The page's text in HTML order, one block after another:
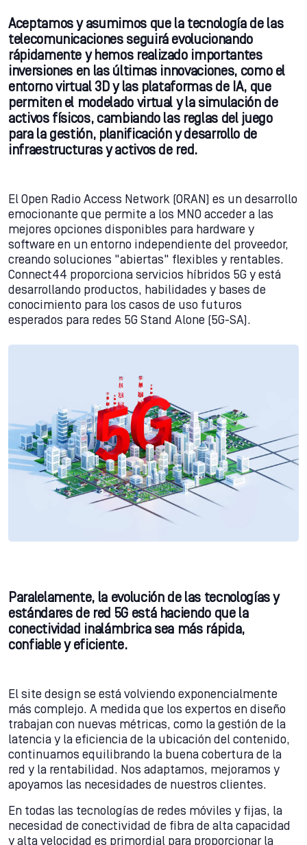
Aceptamos y asumimos que la tecnología de las
telecomunicaciones seguirá evolucionando
rápidamente y hemos realizado importantes
inversiones en las últimas innovaciones, como el
entorno virtual 3D y las plataformas de IA, que
permiten el modelado virtual y la simulación de
activos físicos, cambiando las reglas del juego
para la gestión, planificación y desarrollo de
infraestructuras y activos de red.
El Open Radio Access Network (ORAN) es un desarrollo
emocionante que permite a los MNO acceder a las
mejores opciones disponibles para hardware y
software en un entorno independiente del proveedor,
creando soluciones "abiertas" flexibles y rentables.
Connect44 proporciona servicios híbridos 5G y está
desarrollando productos, habilidades y bases de
conocimiento para los casos de uso futuros
esperados para redes 5G Stand Alone (5G-SA).
Paralelamente, la evolución de las tecnologías y
estándares de red 5G está haciendo que la
conectividad inalámbrica sea más rápida,
confiable y eficiente.
El site design se está volviendo exponencialmente
más complejo. A medida que los expertos en diseño
trabajan con nuevas métricas, como la gestión de la
latencia y la eficiencia de la ubicación del contenido,
continuamos equilibrando la buena cobertura de la
red y la rentabilidad. Nos adaptamos, mejoramos y
apoyamos las necesidades de nuestros clientes.
En todas las tecnologías de redes móviles y fijas, la
necesidad de conectividad de fibra de alta capacidad
y alta velocidad es primordial para proporcionar la